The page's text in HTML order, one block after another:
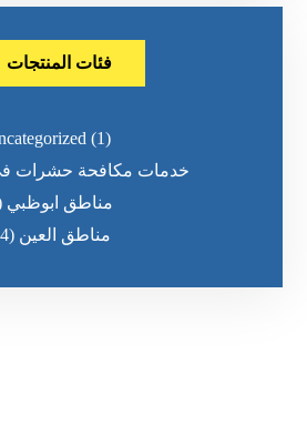
فئات المنتجات
(1)
خدمات مكافحة حشرات
مناطق ابوظبي
مناطق العين (14)